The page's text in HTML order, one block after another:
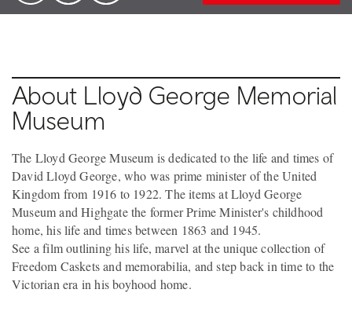
About Lloyd George Memorial
Museum
The Lloyd George Museum is dedicated to the life and times of
David Lloyd George, who was prime minister of the United
Kingdom from 1916 to 1922. The items at Lloyd George
Museum and Highgate the former Prime Minister's childhood
home, his life and times between 1863 and 1945.
See a film outlining his life, marvel at the unique collection of
Freedom Caskets and memorabilia, and step back in time to the
Victorian era in his boyhood home.